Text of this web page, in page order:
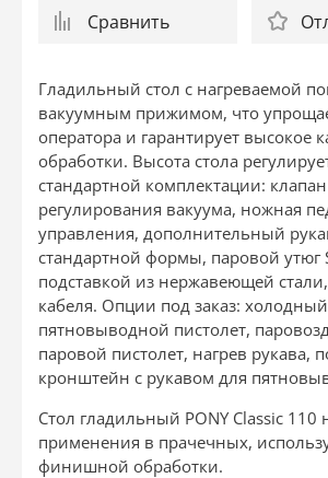
Сравнить
Гладильный стол с нагреваемой
вакуумным прижимом, что
оператора и гарантирует высокое
обработки. Высота стола
стандартной комплектации: клапан
регулирования вакуума, ножная
управления, дополнительный
стандартной формы, паровой утюг
подставкой из нержавеющей
кабеля. Опции под заказ: холодный
пятновыводной пистолет,
паровой пистолет, нагрев рукава,
кронштейн с рукавом для
Стол гладильный PONY Classic 110
применения в прачечных,
финишной обработки.